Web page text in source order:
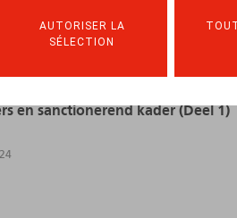
AUTORISER LA
SÉLECTION
en sanctionerend kader (Deel 1)